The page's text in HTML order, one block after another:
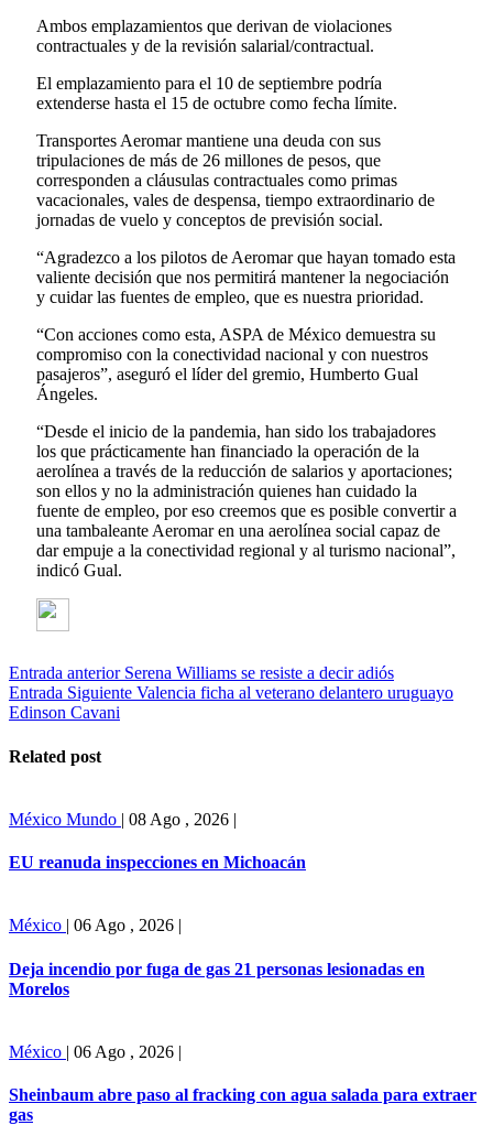
Ambos emplazamientos que derivan de violaciones
contractuales y de la revisión salarial/contractual.
El emplazamiento para el 10 de septiembre podría
extenderse hasta el 15 de octubre como fecha límite.
Transportes Aeromar mantiene una deuda con sus
tripulaciones de más de 26 millones de pesos, que
corresponden a cláusulas contractuales como primas
vacacionales, vales de despensa, tiempo extraordinario de
jornadas de vuelo y conceptos de previsión social.
“Agradezco a los pilotos de Aeromar que hayan tomado esta
valiente decisión que nos permitirá mantener la negociación
y cuidar las fuentes de empleo, que es nuestra prioridad.
“Con acciones como esta, ASPA de México demuestra su
compromiso con la conectividad nacional y con nuestros
pasajeros”, aseguró el líder del gremio, Humberto Gual
Ángeles.
“Desde el inicio de la pandemia, han sido los trabajadores
los que prácticamente han financiado la operación de la
aerolínea a través de la reducción de salarios y aportaciones;
son ellos y no la administración quienes han cuidado la
fuente de empleo, por eso creemos que es posible convertir a
una tambaleante Aeromar en una aerolínea social capaz de
dar empuje a la conectividad regional y al turismo nacional”,
indicó Gual.
Entrada anterior Serena Williams se resiste a decir adiós
Entrada Siguiente Valencia ficha al veterano delantero uruguayo
Edinson Cavani
Related post
México Mundo | 08 Ago , 2026 |
EU reanuda inspecciones en Michoacán
México | 06 Ago , 2026 |
Deja incendio por fuga de gas 21 personas lesionadas en
Morelos
México | 06 Ago , 2026 |
Sheinbaum abre paso al fracking con agua salada para extraer
gas